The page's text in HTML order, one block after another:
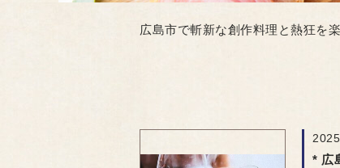
広島市で斬新な創作料理と熱狂を